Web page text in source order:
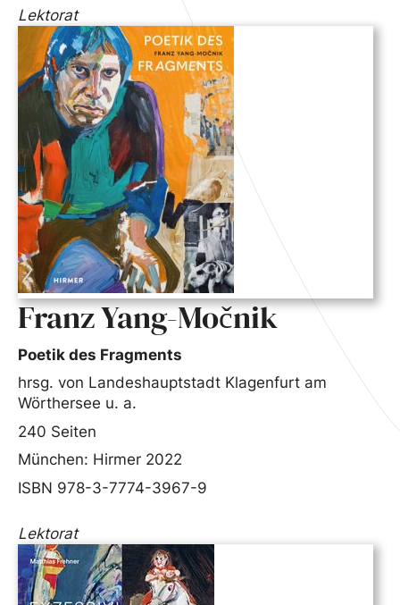
Lektorat
Franz Yang-Močnik
Poetik des Fragments
hrsg. von Landeshauptstadt Klagenfurt am
Wörthersee u. a.
240 Seiten
München: Hirmer 2022
ISBN 978-3-7774-3967-9
Lektorat